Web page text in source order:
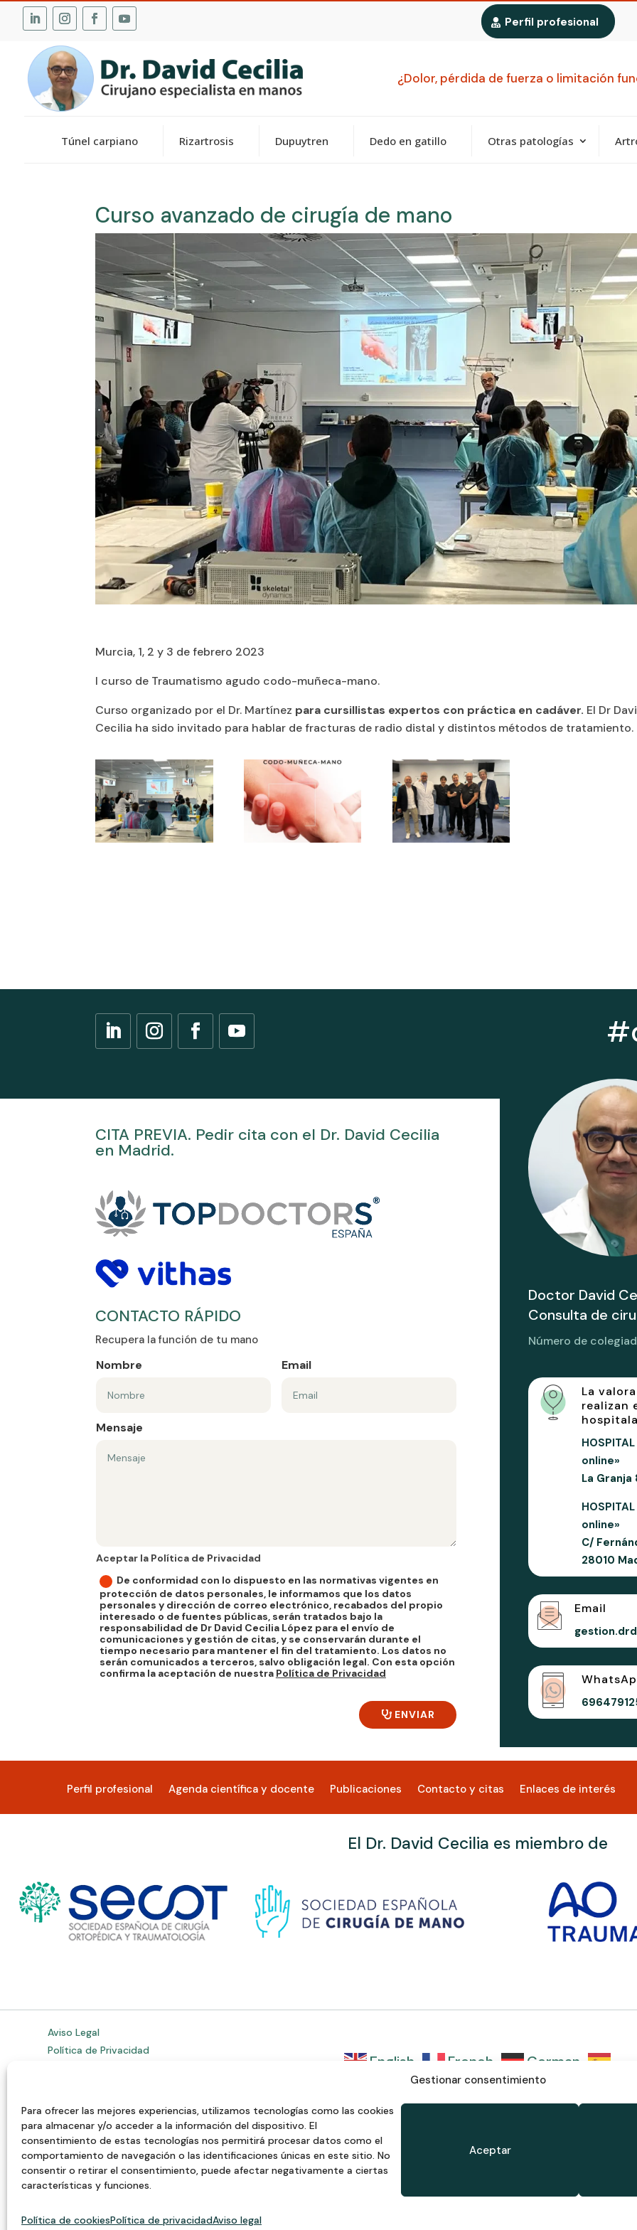
Gestionar consentimiento
Para ofrecer las mejores experiencias, utilizamos tecnologías como las cookies
para almacenar y/o acceder a la información del dispositivo. El
consentimiento de estas tecnologías nos permitirá procesar datos como el
comportamiento de navegación o las identificaciones únicas en este sitio. No
consentir o retirar el consentimiento, puede afectar negativamente a ciertas
características y funciones.
Aceptar
Política de cookiesPolítica de privacidadAviso legal
Perfil profesional
¿Dolor, pérdida de fuerza o limitación
Túnel carpiano Rizartrosis Dupuytren Dedo en gatillo Otras patologías
Curso avanzado de cirugía de mano
Murcia, 1, 2 y 3 de febrero 2023
I curso de Traumatismo agudo codo-muñeca-mano.
Curso organizado por el Dr. Martínez para cursillistas expertos con práctica en cadáver. El Dr
Cecilia ha sido invitado para hablar de fracturas de radio distal y distintos métodos de tratamiento.
CITA PREVIA. Pedir cita con el Dr. David Cecilia
en Madrid.
CONTACTO RÁPIDO
Recupera la función de tu mano
Nombre Email
Mensaje
Aceptar la Política de Privacidad
Aceptar la Política de Privacidad
De conformidad con lo dispuesto en las normativas vigentes en
protección de datos personales, le informamos que los datos
personales y dirección de correo electrónico, recabados del propio
interesado o de fuentes públicas, serán tratados bajo la
responsabilidad de Dr David Cecilia López para el envío de
comunicaciones y gestión de citas, y se conservarán durante el
tiempo necesario para mantener el fin del tratamiento. Los datos no
serán comunicados a terceros, salvo obligación legal. Con esta opción
confirma la aceptación de nuestra Política de Privacidad
ENVIAR
Doctor David
Consulta de
Número de
La
realizan
online»
La
online»
C/
28010
Email
Perfil profesional Agenda científica y docente Publicaciones Contacto y citas Enlaces de interés
El Dr. David Cecilia es miembro de
Aviso Legal
Política de Privacidad
English French
German
Spanish